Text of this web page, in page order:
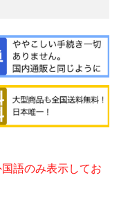
語のみ表示してお